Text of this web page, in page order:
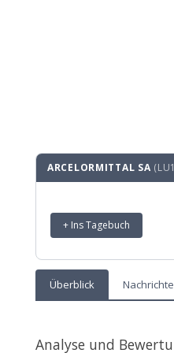
ARCELORMITTAL SA
+ Ins Tagebuch
Überblick
Analyse und